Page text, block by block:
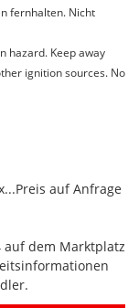
fernhalten. Nicht
hazard. Keep away
ignition sources. No
auf Anfrage
auf dem Marktplatz